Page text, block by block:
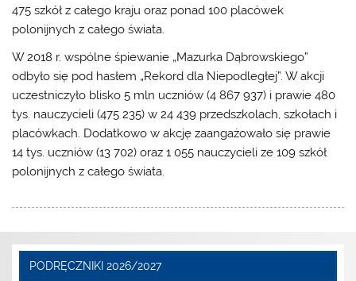
475 szkół z całego kraju oraz ponad 100 placówek
polonijnych z całego świata.
W 2018 r. wspólne śpiewanie „Mazurka Dąbrowskiego”
odbyło się pod hasłem „Rekord dla Niepodległej”. W akcji
uczestniczyło blisko 5 mln uczniów (4 867 937) i prawie 480
tys. nauczycieli (475 235) w 24 439 przedszkolach, szkołach i
placówkach. Dodatkowo w akcję zaangażowało się prawie
14 tys. uczniów (13 702) oraz 1 055 nauczycieli ze 109 szkół
polonijnych z całego świata.
PODRĘCZNIKI 2026/2027